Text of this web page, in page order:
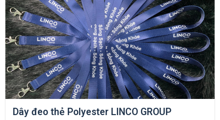
Dây đeo thẻ Polyester LINCO GROUP